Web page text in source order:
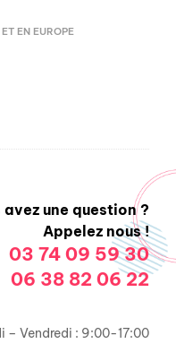
EN EUROPE
avez une question ?
Appelez nous !
03 74 09 59 30
06 38 82 06 22
– Vendredi : 9:00-17:00